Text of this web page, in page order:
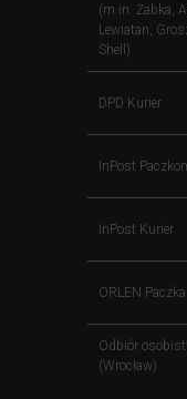
(m.in. Żabka,
Lewiatan,
Shell)
DPD Kurier
InPost
InPost Kurier
ORLEN Paczka
Odbiór
(Wrocław)